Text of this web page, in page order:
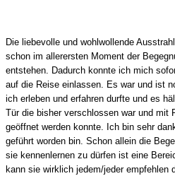
Die liebevolle und wohlwollende
schon im allerersten Moment der
entstehen. Dadurch konnte ich mich
auf die Reise einlassen. Es war und ist
ich erleben und erfahren durfte und es
Tür die bisher verschlossen war und mit
geöffnet werden konnte. Ich bin sehr
geführt worden bin. Schon allein die
sie kennenlernen zu dürfen ist eine
kann sie wirklich jedem/jeder